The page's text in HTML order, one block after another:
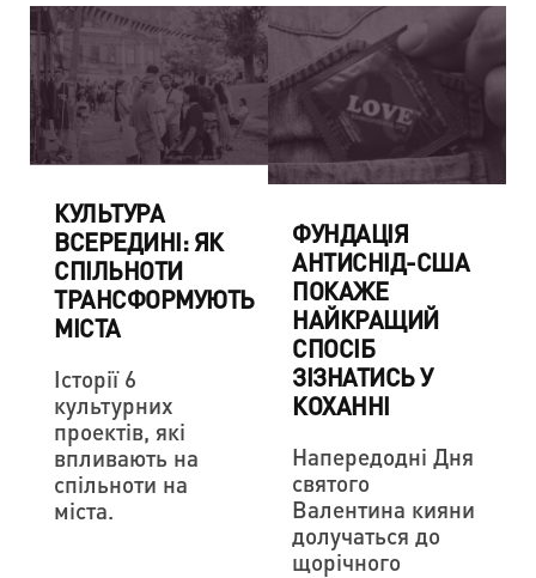
КУЛЬТУРА
ВСЕРЕДИНІ: ЯК
СПІЛЬНОТИ
ТРАНСФОРМУЮТЬ
МІСТА
Історії 6
культурних
проектів, які
впливають на
спільноти на
міста.
ФУНДАЦІЯ
АНТИСНІД-США
ПОКАЖЕ
НАЙКРАЩИЙ
СПОСІБ
ЗІЗНАТИСЬ У
КОХАННІ
Напередодні Дня
святого
Валентина кияни
долучаться до
щорічного